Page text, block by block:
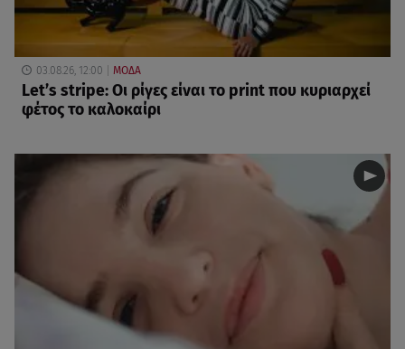
03.08.26, 12:00 ΜΟΔΑ
Let’s stripe: Οι ρίγες είναι το print που κυριαρχεί
φέτος το καλοκαίρι